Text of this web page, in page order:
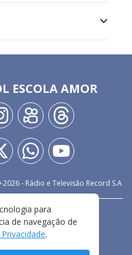
ESCOLA AMOR
2026- Rádio e Televisão Record S.A
PRIVACIDADE
DE USO
para
de navegação de
.